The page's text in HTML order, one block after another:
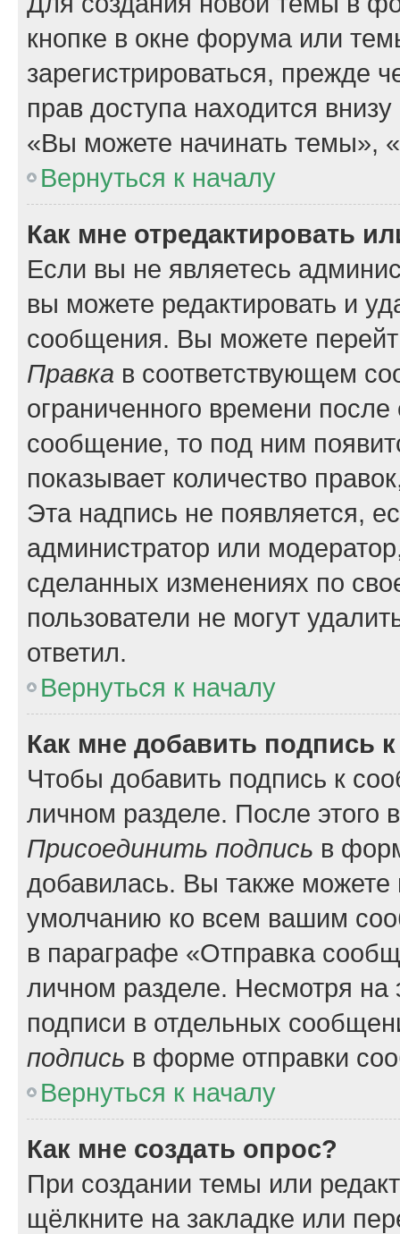
кнопке в окне форума или
зарегистрироваться, прежде
прав доступа находится
«Вы можете начинать темы»,
Вернуться к началу
Как мне отредактировать
Если вы не являетесь
вы можете редактировать и
сообщения. Вы можете
Правка в соответствующем
ограниченного времени
сообщение, то под ним
показывает количество
Эта надпись не появляется,
администратор или
сделанных изменениях по
пользователи не могут
ответил.
Вернуться к началу
Как мне добавить подпись
Чтобы добавить подпись к
личном разделе. После этого
Присоединить подпись в
добавилась. Вы также можете
умолчанию ко всем вашим
в параграфе «Отправка
личном разделе. Несмотря на
подписи в отдельных
подпись в форме отправки
Вернуться к началу
Как мне создать опрос?
При создании темы или
щёлкните на закладке или